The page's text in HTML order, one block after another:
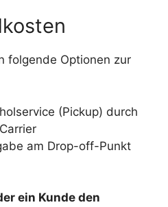
folgende Optionen zur
(Pickup) durch
am Drop-off-Punkt
ein Kunde den